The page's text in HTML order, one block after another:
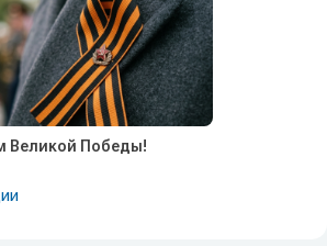
Великой Победы!